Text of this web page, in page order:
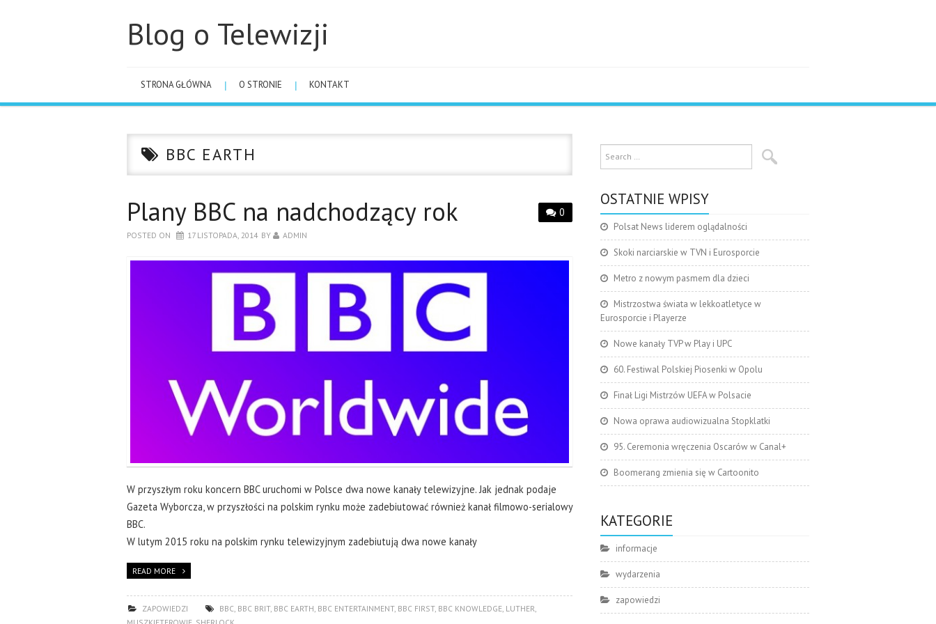
Blog o Telewizji
STRONA GŁÓWNA O STRONIE KONTAKT
BBC EARTH
0
Plany BBC na nadchodzący rok
POSTED ON 17 LISTOPADA, 2014 BY ADMIN
W przyszłym roku koncern BBC uruchomi w Polsce dwa nowe kanały telewizyjne. Jak jednak podaje
Gazeta Wyborcza, w przyszłości na polskim rynku może zadebiutować również kanał filmowo-serialowy
BBC.
W lutym 2015 roku na polskim rynku telewizyjnym zadebiutują dwa nowe kanały
READ MORE
ZAPOWIEDZI BBC BBC BRIT, BBC EARTH BBC ENTERTAINMENT, BBC FIRST, BBC KNOWLEDGE, LUTHER
OSTATNIE WPISY
Polsat News liderem oglądalności
Skoki narciarskie w TVN i Eurosporcie
Metro z nowym pasmem dla dzieci
Mistrzostwa świata w lekkoatletyce w
Eurosporcie i Playerze
Nowe kanały TVP w Play i UPC
60. Festiwal Polskiej Piosenki w Opolu
Finał Ligi Mistrzów UEFA w Polsacie
Nowa oprawa audiowizualna Stopklatki
95. Ceremonia wręczenia Oscarów w Canal+
Boomerang zmienia się w Cartoonito
KATEGORIE
informacje
wydarzenia
zapowiedzi